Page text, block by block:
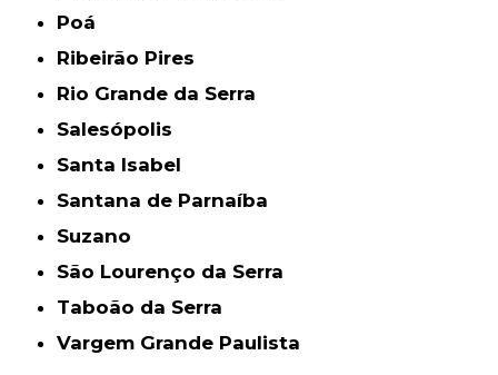
Poá
Ribeirão Pires
Rio Grande da Serra
Salesópolis
Santa Isabel
Santana de Parnaíba
Suzano
São Lourenço da Serra
Taboão da Serra
Vargem Grande Paulista